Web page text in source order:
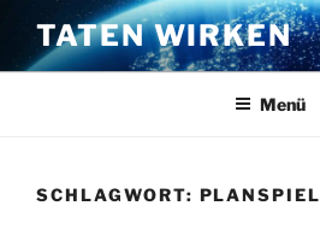
Inhalt
springen
TATEN WIRKEN
Menü
SCHLAGWORT: PLANSPIEL